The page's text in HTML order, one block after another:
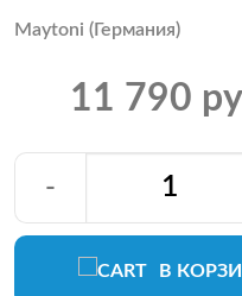
Maytoni (Германия)
11 790
В
-